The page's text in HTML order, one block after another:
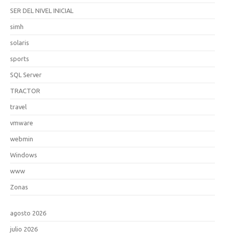
SER DEL NIVEL INICIAL
simh
solaris
sports
SQL Server
TRACTOR
travel
vmware
webmin
Windows
www
Zonas
agosto 2026
julio 2026